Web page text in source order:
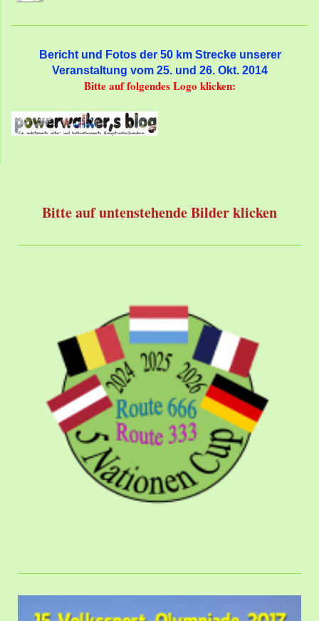
Bericht und Fotos der 50 km Strecke unserer
Veranstaltung vom 25. und 26. Okt. 2014
Bitte auf folgendes Logo klicken:
Bitte auf untenstehende Bilder klicken